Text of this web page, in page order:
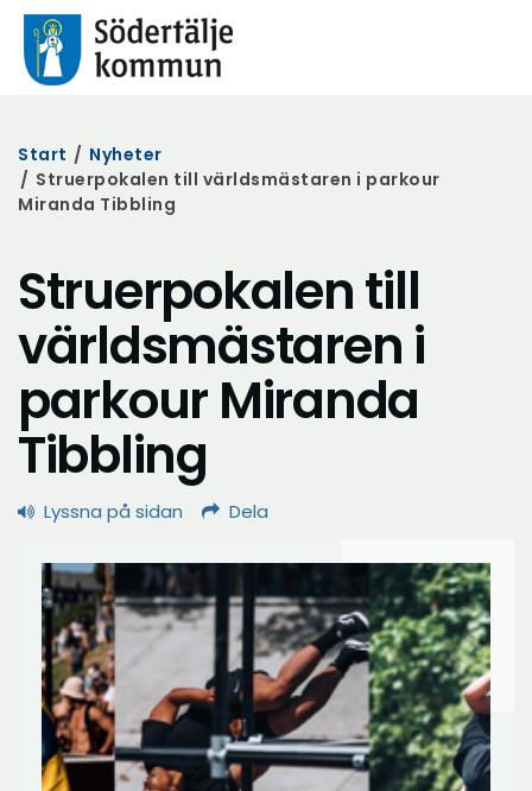
Start / Nyheter
/ Struerpokalen till världsmästaren i parkour
Miranda Tibbling
Struerpokalen till
världsmästaren i
parkour Miranda
Tibbling
Lyssna på sidan Dela